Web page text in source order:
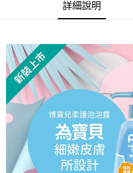
相關說明
【關於「AFTEE先享後付」】
AFTEE先享後付是「在收到商品之
便利好安心！
１．簡單：不需註冊會員、不需綁卡
２．便利：只要手機號碼，簡訊認證
３．安心：先確認商品／服務後，再
【「AFTEE先享後付」結帳流程】
１．於結帳方式選擇「AFTEE先享
結帳頁面，進行簡訊認證並確認金
２．訂單成立數日內，您將收到繳費
運送方式
全家取貨付款
每筆NT$60，滿NT$799(含以上)
7-11取貨付款
每筆NT$60，滿NT$799(含以上
詳細說明